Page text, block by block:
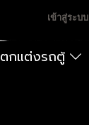
เข้าสู่ระบบ
ตกแต่งรถตู้